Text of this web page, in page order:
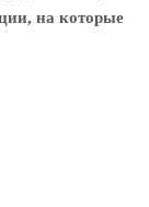
на которые